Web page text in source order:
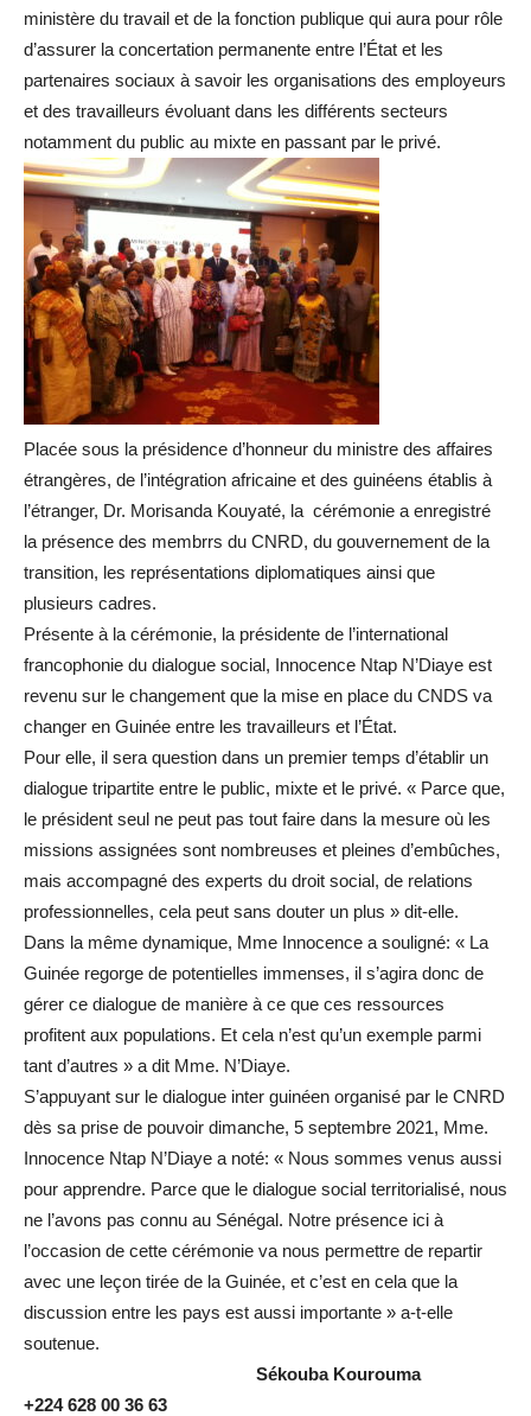
ministère du travail et de la fonction publique qui aura pour rôle
d’assurer la concertation permanente entre l’État et les
partenaires sociaux à savoir les organisations des employeurs
et des travailleurs évoluant dans les différents secteurs
notamment du public au mixte en passant par le privé.
Placée sous la présidence d’honneur du ministre des affaires
étrangères, de l’intégration africaine et des guinéens établis à
l’étranger, Dr. Morisanda Kouyaté, la cérémonie a enregistré
la présence des membrrs du CNRD, du gouvernement de la
transition, les représentations diplomatiques ainsi que
plusieurs cadres.
Présente à la cérémonie, la présidente de l’international
francophonie du dialogue social, Innocence Ntap N’Diaye est
revenu sur le changement que la mise en place du CNDS va
changer en Guinée entre les travailleurs et l’État.
Pour elle, il sera question dans un premier temps d’établir un
dialogue tripartite entre le public, mixte et le privé. « Parce que,
le président seul ne peut pas tout faire dans la mesure où les
missions assignées sont nombreuses et pleines d’embûches,
mais accompagné des experts du droit social, de relations
professionnelles, cela peut sans douter un plus » dit-elle.
Dans la même dynamique, Mme Innocence a souligné: « La
Guinée regorge de potentielles immenses, il s’agira donc de
gérer ce dialogue de manière à ce que ces ressources
profitent aux populations. Et cela n’est qu’un exemple parmi
tant d’autres » a dit Mme. N’Diaye.
S’appuyant sur le dialogue inter guinéen organisé par le CNRD
dès sa prise de pouvoir dimanche, 5 septembre 2021, Mme.
Innocence Ntap N’Diaye a noté: « Nous sommes venus aussi
pour apprendre. Parce que le dialogue social territorialisé, nous
ne l’avons pas connu au Sénégal. Notre présence ici à
l’occasion de cette cérémonie va nous permettre de repartir
avec une leçon tirée de la Guinée, et c’est en cela que la
discussion entre les pays est aussi importante » a-t-elle
soutenue.
Sékouba Kourouma
+224 628 00 36 63